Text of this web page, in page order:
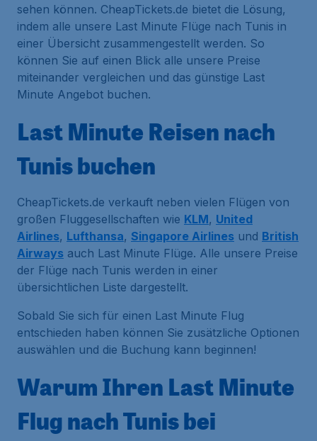
sehen können. CheapTickets.de bietet die Lösung,
indem alle unsere Last Minute Flüge nach Tunis in
einer Übersicht zusammengestellt werden. So
können Sie auf einen Blick alle unsere Preise
miteinander vergleichen und das günstige Last
Minute Angebot buchen.
Last Minute Reisen nach
Tunis buchen
CheapTickets.de verkauft neben vielen Flügen von
großen Fluggesellschaften wie KLM, United
Airlines, Lufthansa, Singapore Airlines und British
Airways auch Last Minute Flüge. Alle unsere Preise
der Flüge nach Tunis werden in einer
übersichtlichen Liste dargestellt.
Sobald Sie sich für einen Last Minute Flug
entschieden haben können Sie zusätzliche Optionen
auswählen und die Buchung kann beginnen!
Warum Ihren Last Minute
Flug nach Tunis bei